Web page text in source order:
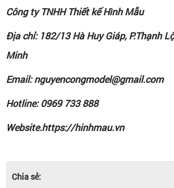
Công ty TNHH Thiết kế Hình Mẫu
Địa chỉ: 182/13 Hà Huy Giáp, P.Thạnh
Minh
Email: nguyencongmodel@gmail.com
Hotline: 0969 733 888
Website.https://hinhmau.vn
Chia sẻ: